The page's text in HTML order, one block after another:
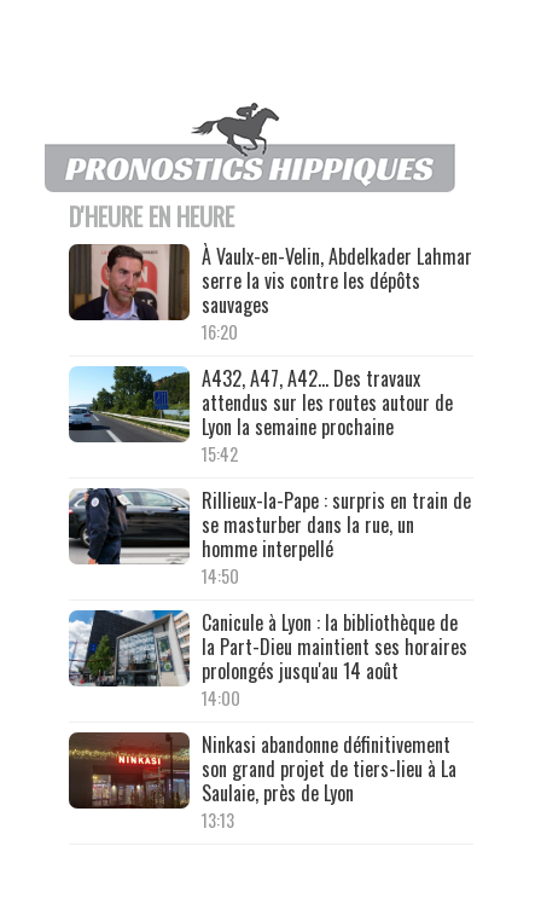
D'HEURE EN HEURE
À Vaulx-en-Velin, Abdelkader Lahmar
serre la vis contre les dépôts
sauvages
16:20
A432, A47, A42… Des travaux
attendus sur les routes autour de
Lyon la semaine prochaine
15:42
Rillieux-la-Pape : surpris en train de
se masturber dans la rue, un
homme interpellé
14:50
Canicule à Lyon : la bibliothèque de
la Part-Dieu maintient ses horaires
prolongés jusqu'au 14 août
14:00
Ninkasi abandonne définitivement
son grand projet de tiers-lieu à La
Saulaie, près de Lyon
13:13